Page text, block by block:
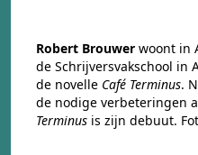
Robert Brouwer woont in
de Schrijversvakschool in
de novelle Café Terminus.
de nodige verbeteringen
Terminus is zijn debuut.